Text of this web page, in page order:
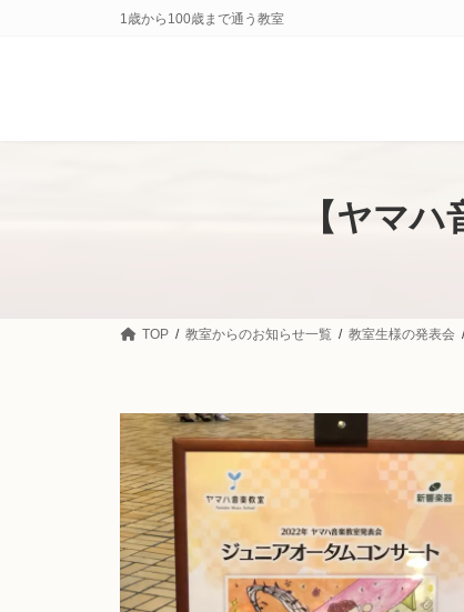
1歳から100歳まで通う教室
【ヤマ
TOP 教室からのお知らせ一覧 教室生様の発表会